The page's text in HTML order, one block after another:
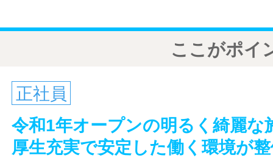
ここがポイ
正社員
令和1年オープンの明るく綺麗な
厚生充実で安定した働く環境が